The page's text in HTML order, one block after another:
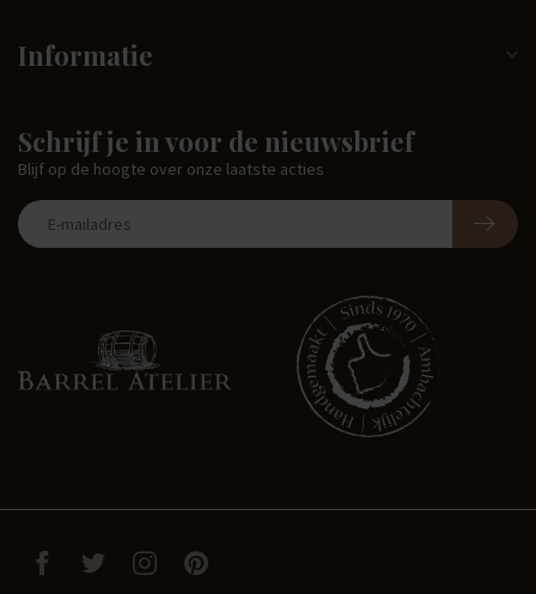
Informatie
Schrijf je in voor de nieuwsbrief
Blijf op de hoogte over onze laatste acties